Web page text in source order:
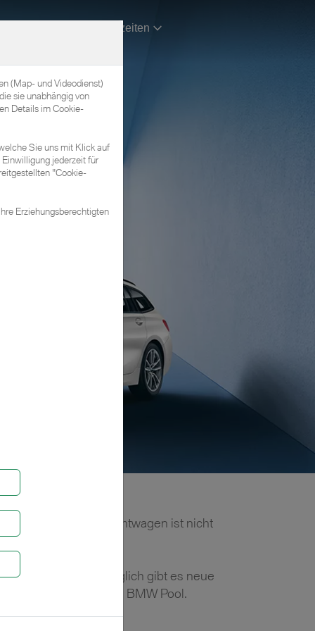
Kontakt & Öffnungszeiten
gewünschter Gebrauchtwagen ist nicht
Sie uns! Täglich gibt es neue
in unserem BMW Pool.
(Map- und Videodienst)
sie unabhängig von
Details im Cookie-
Sie uns mit Klick auf
Einwilligung jederzeit für
"Cookie-
Erziehungsberechtigten